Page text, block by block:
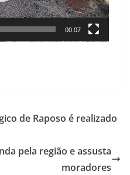
00:07
de Raposo é realizado
pela região e assusta
moradores